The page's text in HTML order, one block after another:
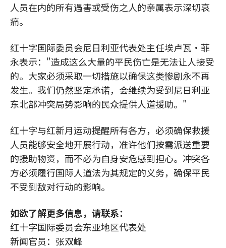
人员在内的所有遇害或受伤之人的亲属表示深切哀
痛。
红十字国际委员会尼日利亚代表处主任埃卢瓦·菲
永表示："造成这么大量的平民伤亡是无法让人接受
的。大家必须采取一切措施以确保这类惨剧永不再
发生。我们仍然坚定承诺，会继续为受到尼日利亚
东北部冲突局势影响的民众提供人道援助。"
红十字与红新月运动提醒所有各方，必须确保救援
人员能够安全地开展行动，准许他们按需派送重要
的援助物资，而不必为自身安危感到担心。冲突各
方必须履行国际人道法为其规定的义务，确保平民
不受到敌对行动的影响。
如欲了解更多信息，请联系：
红十字国际委员会东亚地区代表处
新闻官员：张双峰